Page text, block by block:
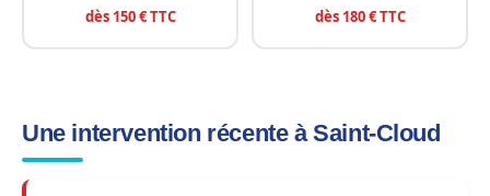
dès 150 € TTC dès 180 € TTC
Une intervention récente à Saint-Cloud